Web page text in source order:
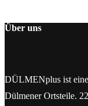
Über uns
DÜLMENplus ist
Dülmener Ortsteile.